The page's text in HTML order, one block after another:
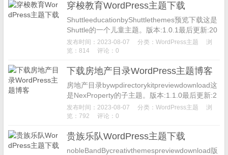
穿梭教育WordPress主题下载
ShuttleeducationbyShuttlethemes预览下载这是
Shuttle的一个儿童主题。版本:1.0.1最后更新:20
22年8月22日...
发布时间：2023-08-07 分类： WordPress主题
浏
览：814
评论：0
下载房地产目录WordPress主题博客
房地产目录bywpdirectorykitpreviewdownload这
是NexProperty的子主题。版本:1.1.0最后更新:2
023年5月24日活...
发布时间：2023-08-07 分类： WordPress主题
浏
览：792
评论：0
贵族乐队WordPress主题下载
nobleBandBycreativthemespreviewdownload版